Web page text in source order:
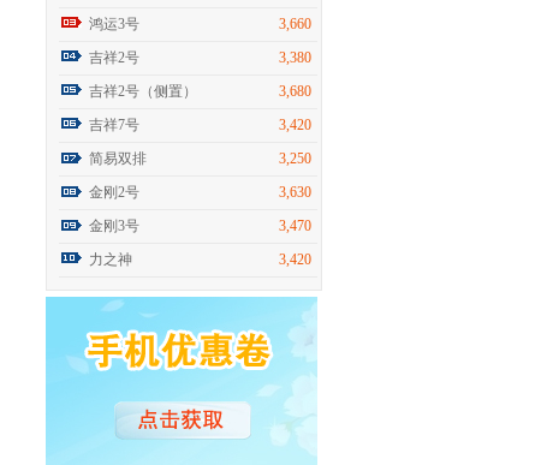
鸿运3号
3,660
吉祥2号
3,380
吉祥2号（侧置）
3,680
吉祥7号
3,420
简易双排
3,250
金刚2号
3,630
金刚3号
3,470
力之神
3,420